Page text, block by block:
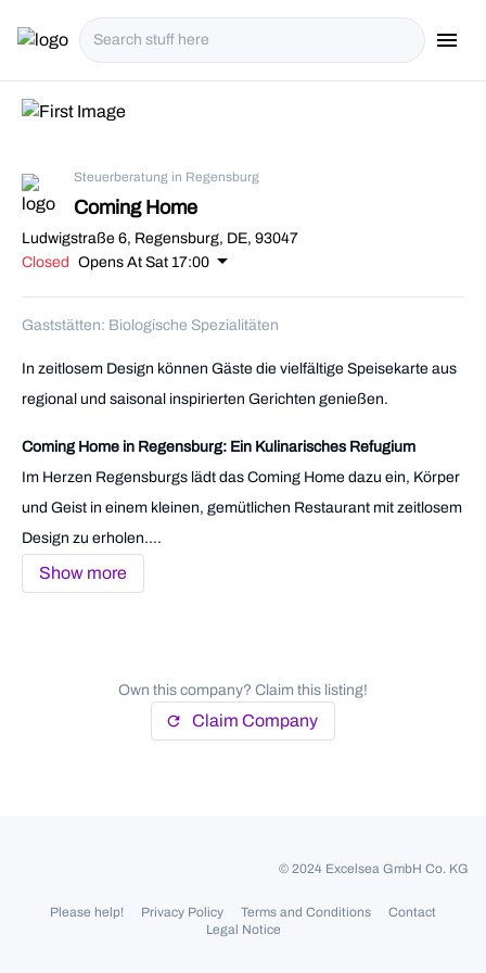
menu
Steuerberatung in Regensburg
Coming Home
Ludwigstraße 6, Regensburg, DE, 93047
Closed
Opens At Sat 17:00 arrow_drop_down
Gaststätten: Biologische Spezialitäten
In zeitlosem Design können Gäste die vielfältige Speisekarte aus
regional und saisonal inspirierten Gerichten genießen.
Coming Home in Regensburg: Ein Kulinarisches Refugium
Im Herzen Regensburgs lädt das Coming Home dazu ein, Körper
und Geist in einem kleinen, gemütlichen Restaurant mit zeitlosem
Design zu erholen....
Show more
Own this company? Claim this listing!
refresh Claim Company
© 2024 Excelsea GmbH Co. KG
Please help! Privacy Policy Terms and Conditions
Contact
Legal Notice